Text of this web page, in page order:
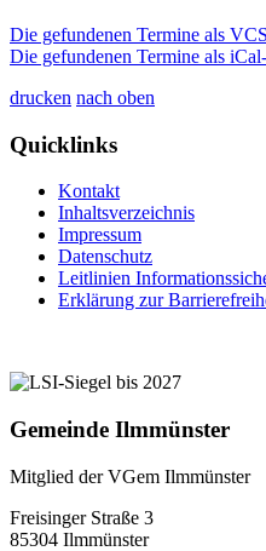
Die gefundenen Termine als
Die gefundenen Termine als
drucken nach oben
Quicklinks
Kontakt
Inhaltsverzeichnis
Impressum
Datenschutz
Leitlinien
Erklärung zur
Gemeinde Ilmmünster
Mitglied der VGem Ilmmünster
Freisinger Straße 3
85304 Ilmmünster